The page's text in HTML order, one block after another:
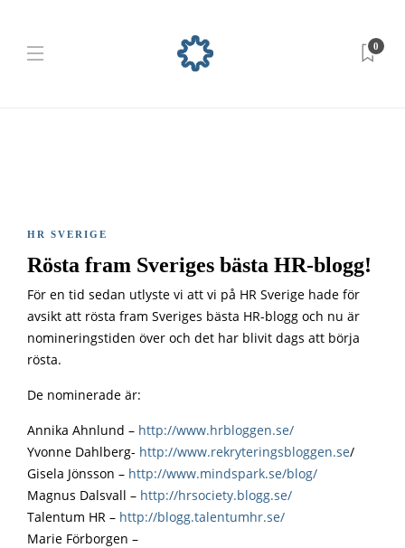
0
HR SVERIGE
Rösta fram Sveriges bästa HR-blogg!
För en tid sedan utlyste vi att vi på HR Sverige hade för
avsikt att rösta fram Sveriges bästa HR-blogg och nu är
nomineringstiden över och det har blivit dags att börja
rösta.
De nominerade är:
Annika Ahnlund – http://www.hrbloggen.se/
Yvonne Dahlberg- http://www.rekryteringsbloggen.se/
Gisela Jönsson – http://www.mindspark.se/blog/
Magnus Dalsvall – http://hrsociety.blogg.se/
Talentum HR – http://blogg.talentumhr.se/
Marie Förborgen –